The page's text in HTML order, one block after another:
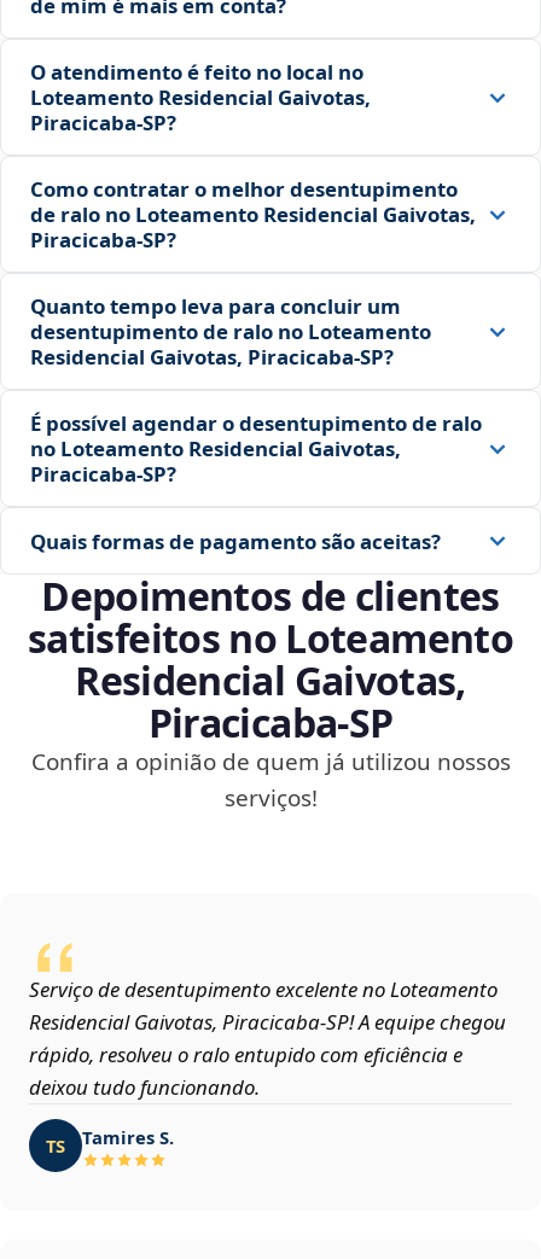
de mim é mais em conta?
O atendimento é feito no local no
Loteamento Residencial Gaivotas,
Piracicaba‑SP?
Como contratar o melhor desentupimento
de ralo no Loteamento Residencial Gaivotas,
Piracicaba‑SP?
Quanto tempo leva para concluir um
desentupimento de ralo no Loteamento
Residencial Gaivotas, Piracicaba‑SP?
É possível agendar o desentupimento de ralo
no Loteamento Residencial Gaivotas,
Piracicaba‑SP?
Quais formas de pagamento são aceitas?
Depoimentos de clientes
satisfeitos no Loteamento
Residencial Gaivotas,
Piracicaba‑SP
Confira a opinião de quem já utilizou nossos
serviços!
Serviço de desentupimento excelente no Loteamento
Residencial Gaivotas, Piracicaba‑SP! A equipe chegou
rápido, resolveu o ralo entupido com eficiência e
deixou tudo funcionando.
TS Tamires S.